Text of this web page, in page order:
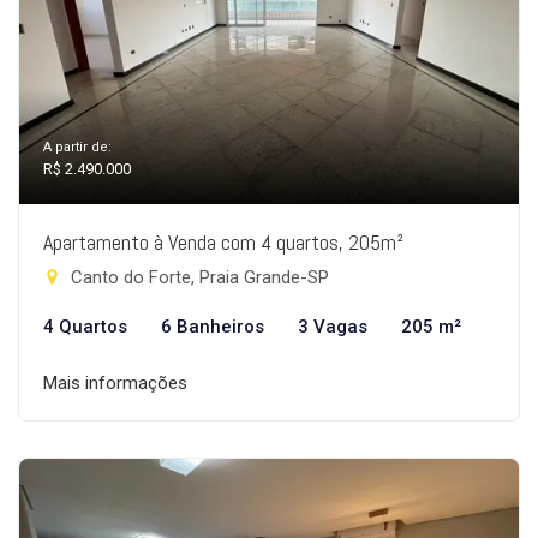
A partir de:
R$ 2.490.000
Apartamento à Venda com 4 quartos, 205m²
Canto do Forte, Praia Grande-SP
4 Quartos 6 Banheiros 3 Vagas 205 m²
Mais informações